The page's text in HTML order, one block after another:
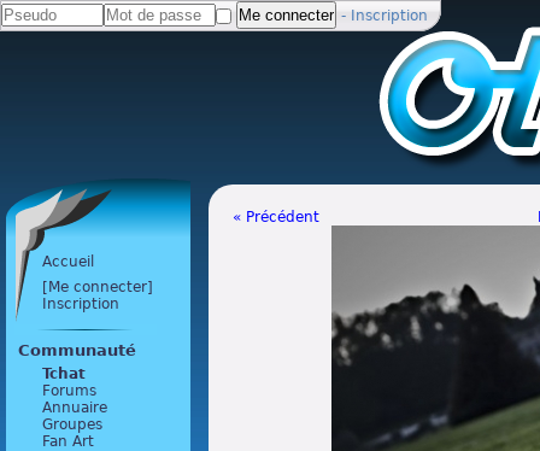
- Inscription
Accueil
[Me connecter]
Inscription
Communauté
Tchat
Forums
Annuaire
Groupes
Fan Art
« Précédent